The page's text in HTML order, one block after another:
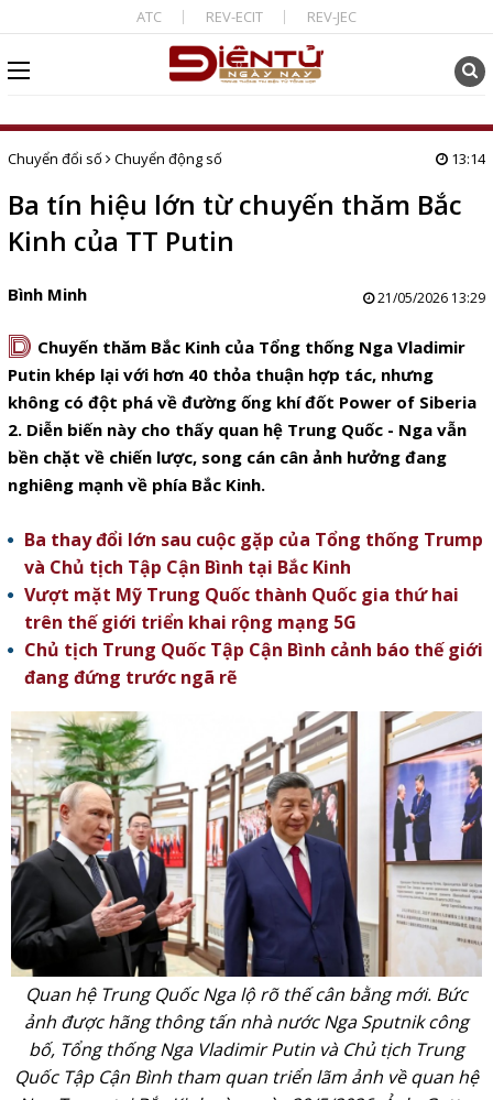
ATC REV-ECIT REV-JEC
Chuyển đổi số Chuyển động số 13:14
Ba tín hiệu lớn từ chuyến thăm Bắc
Kinh của TT Putin
Bình Minh 21/05/2026 13:29
D Chuyến thăm Bắc Kinh của Tổng thống Nga Vladimir
Putin khép lại với hơn 40 thỏa thuận hợp tác, nhưng
không có đột phá về đường ống khí đốt Power of Siberia
2. Diễn biến này cho thấy quan hệ Trung Quốc - Nga vẫn
bền chặt về chiến lược, song cán cân ảnh hưởng đang
nghiêng mạnh về phía Bắc Kinh.
Ba thay đổi lớn sau cuộc gặp của Tổng thống Trump
và Chủ tịch Tập Cận Bình tại Bắc Kinh
Vượt mặt Mỹ Trung Quốc thành Quốc gia thứ hai
trên thế giới triển khai rộng mạng 5G
Chủ tịch Trung Quốc Tập Cận Bình cảnh báo thế giới
đang đứng trước ngã rẽ
Quan hệ Trung Quốc Nga lộ rõ thế cân bằng mới. Bức
ảnh được hãng thông tấn nhà nước Nga Sputnik công
bố, Tổng thống Nga Vladimir Putin và Chủ tịch Trung
Quốc Tập Cận Bình tham quan triển lãm ảnh về quan hệ